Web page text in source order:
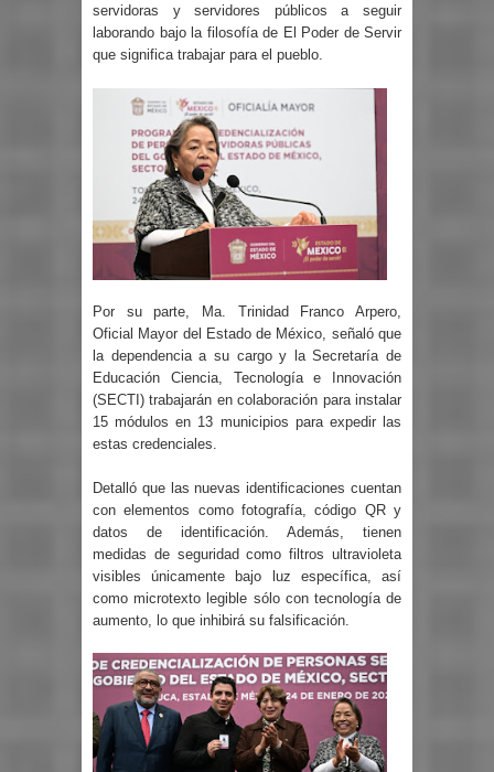
servidoras y servidores públicos a seguir
laborando bajo la filosofía de El Poder de Servir
que significa trabajar para el pueblo.
Por su parte, Ma. Trinidad Franco Arpero,
Oficial Mayor del Estado de México, señaló que
la dependencia a su cargo y la Secretaría de
Educación Ciencia, Tecnología e Innovación
(SECTI) trabajarán en colaboración para instalar
15 módulos en 13 municipios para expedir las
estas credenciales.
Detalló que las nuevas identificaciones cuentan
con elementos como fotografía, código QR y
datos de identificación. Además, tienen
medidas de seguridad como filtros ultravioleta
visibles únicamente bajo luz específica, así
como microtexto legible sólo con tecnología de
aumento, lo que inhibirá su falsificación.